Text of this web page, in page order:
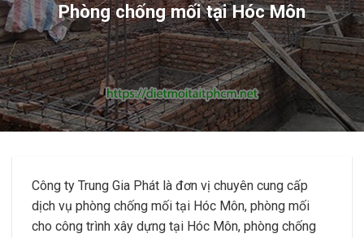
Phòng chống mối tại Hóc Môn
Công ty Trung Gia Phát là đơn vị chuyên cung cấp
dịch vụ phòng chống mối tại Hóc Môn, phòng mối
cho công trình xây dựng tại Hóc Môn, phòng chống